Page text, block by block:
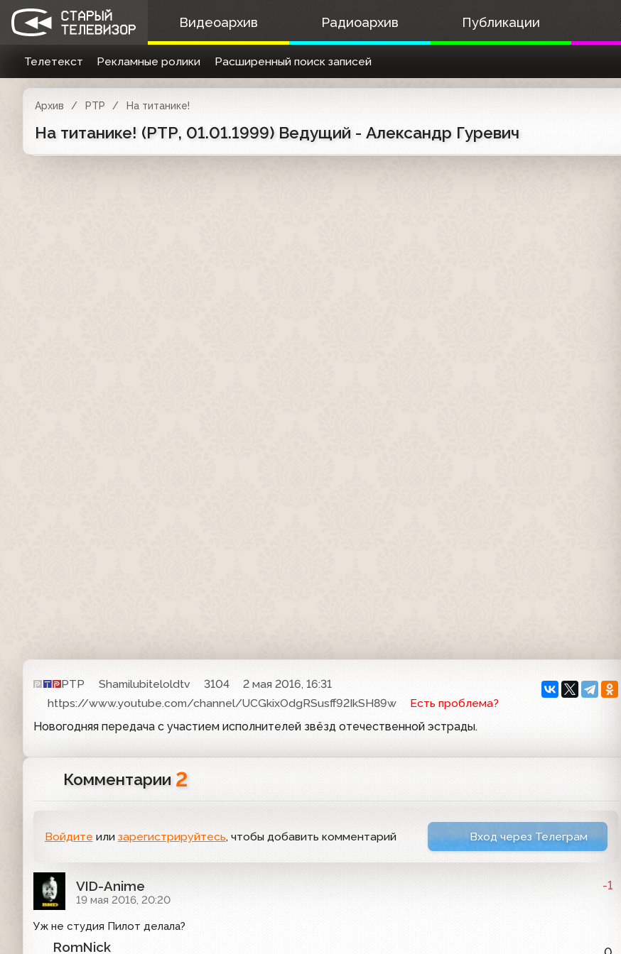
Видеоархив Радиоархив Публикации
Телетекст Рекламные ролики Расширенный поиск записей
Архив РТР На титанике!
На титанике! (РТР, 01.01.1999) Ведущий - Александр Гуревич
РТР Shamilubiteloldtv 3104
2 мая 2016, 16:31
https://www.youtube.com/channel/UCGkixOdgRSusff92IkSH89w
Есть проблема?
Новогодняя передача с участием исполнителей звёзд отечественной эстрады.
Комментарии 2
Войдите или зарегистрируйтесь, чтобы добавить комментарий Вход через Телеграм
VID-Anime
19 мая 2016, 20:20
-1
Уж не студия Пилот делала?
RomNick